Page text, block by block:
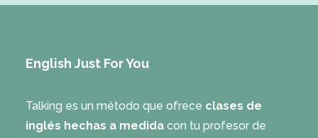
English Just For You
Talking es un método que ofrece clases de
inglés hechas a medida con tu profesor de